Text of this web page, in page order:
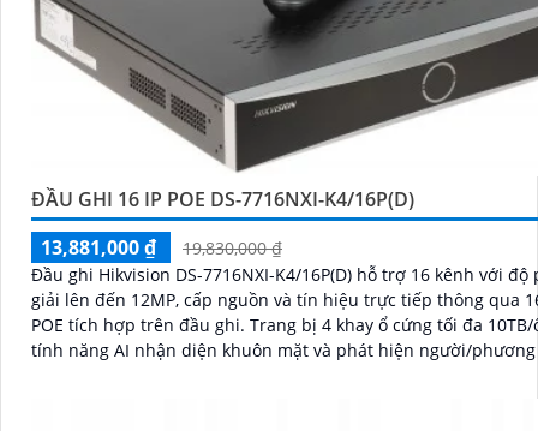
ĐẦU GHI 16 IP POE DS-7716NXI-K4/16P(D)
13,881,000 ₫
19,830,000 ₫
Đầu ghi Hikvision DS-7716NXI-K4/16P(D) hỗ trợ 16 kênh với độ
giải lên đến 12MP, cấp nguồn và tín hiệu trực tiếp thông qua
POE tích hợp trên đầu ghi. Trang bị 4 khay ổ cứng tối đa 10TB/ổ cùng
tính năng AI nhận diện khuôn mặt và phát hiện người/